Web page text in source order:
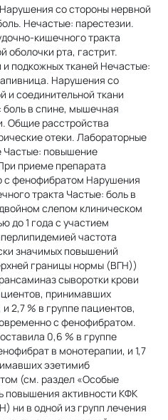
со стороны нервной
Нечастые: парестезии.
кишечного тракта
оболочки рта, гастрит.
подкожных тканей Нечастые:
Нарушения со
соединительной ткани
в спине, мышечная
Общие расстройства
отеки. Лабораторные
Частые: повышение
приеме препарата
фенофибратом Нарушения
тракта Частые: боль в
слепом клиническом
до 1 года с участием
частота
значимых повышений
границы нормы (ВГН))
сыворотки крови
принимавших
2,7 % в группе пациентов,
с фенофибратом.
0,6 % в группе
в монотерапии, и 1,7
эзетимиб
(см. раздел «Особые
повышения активности КФК
ни в одной из групп лечения